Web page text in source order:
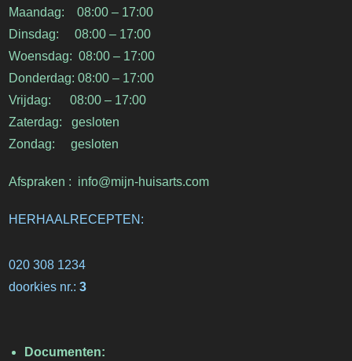
Maandag: 08:00 – 17:00
Dinsdag: 08:00 – 17:00
Woensdag: 08:00 – 17:00
Donderdag: 08:00 – 17:00
Vrijdag: 08:00 – 17:00
Zaterdag: gesloten
Zondag: gesloten
Afspraken : info@mijn-huisarts.com
HERHAALRECEPTEN:
020 308 1234
doorkies nr.:3
Documenten: